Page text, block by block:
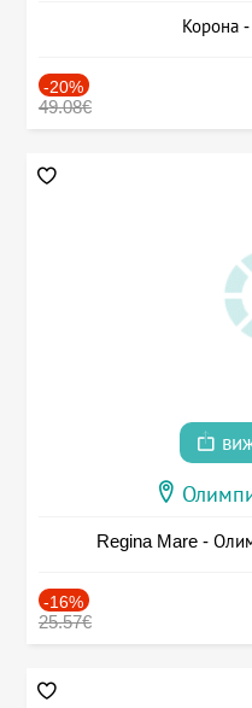
Корона
-20%
49.08€
Regina Mare -
-16%
25.57€